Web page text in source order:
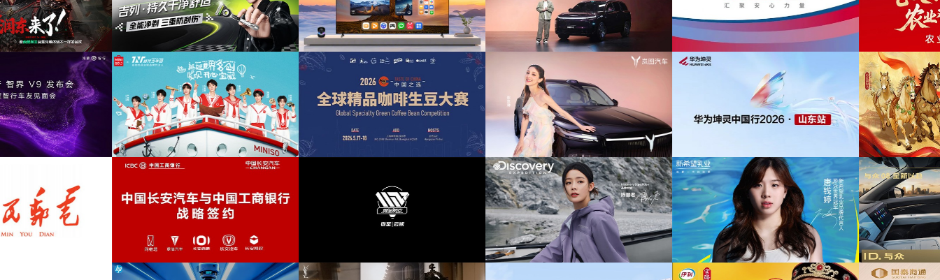
迷幻 (2)
放松 (2)
(2)
(2)
交响
电视剧
(2)
列品牌GLT X AUDI联名活动提供音乐版
权
为华为智慧屏Mate TV鸿蒙智家发布会提供音
乐版权
为东风奕派M8上市发布会项目提供音乐版权 为中汇人寿三周年宣传项目提供音乐版权
为中信期货有限公司2026年中策略会提供音
为
FRIENDS华熙LIVE·五棵松店开业
为2026“中国之选”全球精品咖啡生豆大赛提供
音乐版权
为岚图泰山X8上市发布会互动项目提供音乐
为华为中国行2026山东站传播项目提供音乐
版权
为光明优加x上海博物馆马年限定礼盒宣传项
目提供音乐版权
为